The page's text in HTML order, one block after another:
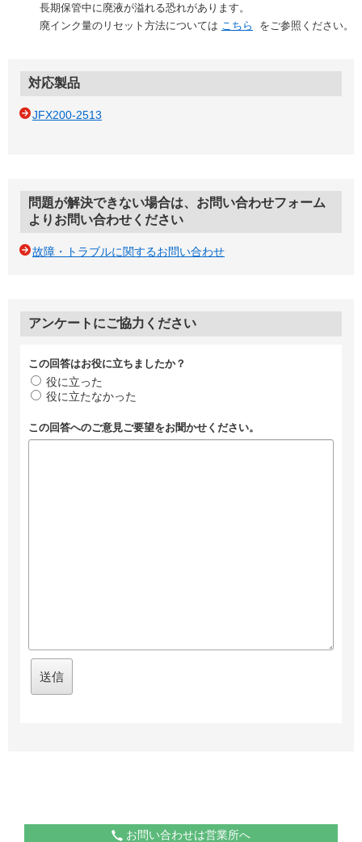
長期保管中に廃液が溢れる恐れがあります。
廃インク量のリセット方法については こちら をご参照ください。
対応製品
JFX200-2513
問題が解決できない場合は、お問い合わせフォーム
よりお問い合わせください
故障・トラブルに関するお問い合わせ
アンケートにご協力ください
この回答はお役に立ちましたか？
役に立った
役に立たなかった
この回答へのご意見ご要望をお聞かせください。
お問い合わせは営業所へ